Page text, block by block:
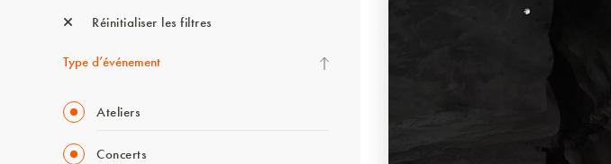
Réinitialiser les filtres
Type d’événement
Ateliers
Concerts